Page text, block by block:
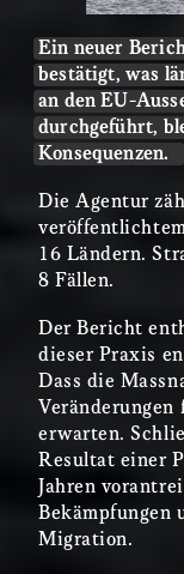
Ein neuer
bestätigt, was
an den EU-
durchgeführt,
Konsequenzen.
Die Agentur
16 Ländern.
8 Fällen.
Der Bericht
dieser Praxis
Dass die
erwarten.
Resultat einer
Jahren
Bekämpfungen
Migration.